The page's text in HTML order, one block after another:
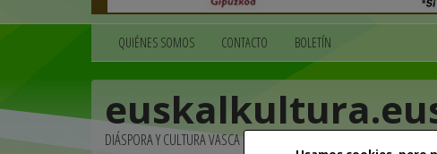
QUIÉNES SOMOS CONTACTO BOLETÍN
DIÁSPORA Y CULTURA VASCA